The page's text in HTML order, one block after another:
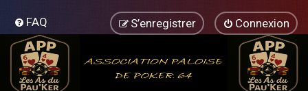
FAQ Connexion
S’enregistrer